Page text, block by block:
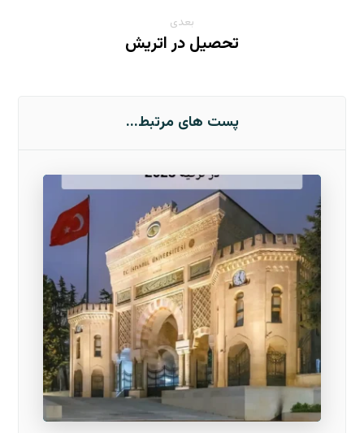
بعدی
تحصیل در اتریش
پست های مرتبط...